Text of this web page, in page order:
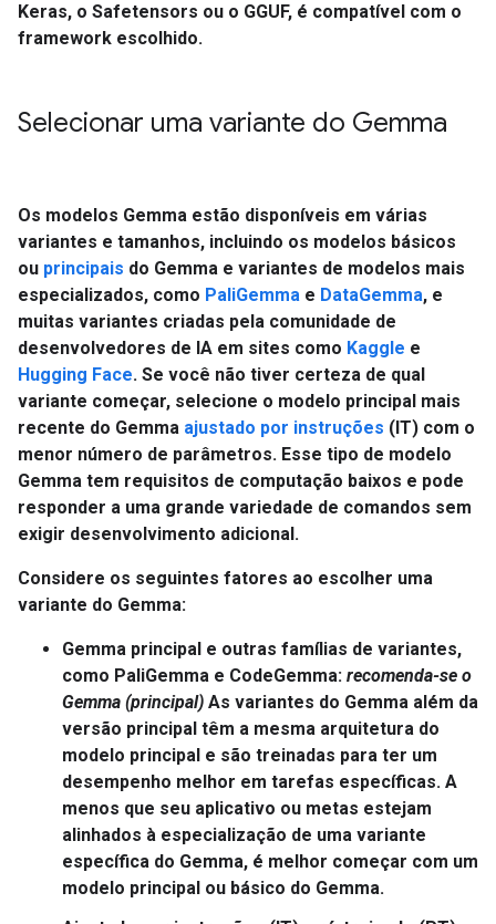
Keras, o Safetensors ou o GGUF, é compatível com o
framework escolhido.
Selecionar uma variante do Gemma
Os modelos Gemma estão disponíveis em várias
variantes e tamanhos, incluindo os modelos básicos
ou principais do Gemma e variantes de modelos mais
especializados, como PaliGemma e DataGemma, e
muitas variantes criadas pela comunidade de
desenvolvedores de IA em sites como Kaggle e
Hugging Face. Se você não tiver certeza de qual
variante começar, selecione o modelo principal mais
recente do Gemma ajustado por instruções (IT) com o
menor número de parâmetros. Esse tipo de modelo
Gemma tem requisitos de computação baixos e pode
responder a uma grande variedade de comandos sem
exigir desenvolvimento adicional.
Considere os seguintes fatores ao escolher uma
variante do Gemma:
Gemma principal e outras famílias de variantes,
como PaliGemma e CodeGemma: recomenda-se o
Gemma (principal) As variantes do Gemma além da
versão principal têm a mesma arquitetura do
modelo principal e são treinadas para ter um
desempenho melhor em tarefas específicas. A
menos que seu aplicativo ou metas estejam
alinhados à especialização de uma variante
específica do Gemma, é melhor começar com um
modelo principal ou básico do Gemma.